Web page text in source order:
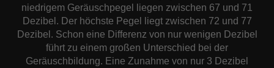
niedrigem Geräuschpegel liegen zwischen 67 und 71
Dezibel. Der höchste Pegel liegt zwischen 72 und 77
Dezibel. Schon eine Differenz von nur wenigen Dezibel
führt zu einem großen Unterschied bei der
Geräuschbildung. Eine Zunahme von nur 3 Dezibel